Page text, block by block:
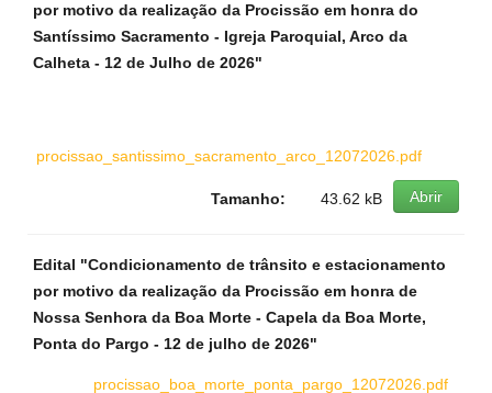
por motivo da realização da Procissão em honra do
Santíssimo Sacramento - Igreja Paroquial, Arco da
Calheta - 12 de Julho de 2026"
procissao_santissimo_sacramento_arco_12072026.pdf
Abrir
Tamanho: 43.62 kB
Edital "Condicionamento de trânsito e estacionamento
por motivo da realização da Procissão em honra de
Nossa Senhora da Boa Morte - Capela da Boa Morte,
Ponta do Pargo - 12 de julho de 2026"
procissao_boa_morte_ponta_pargo_12072026.pdf